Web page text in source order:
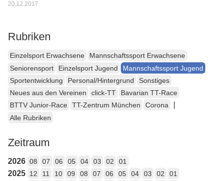
20.12.2017
Rubriken
Einzelsport Erwachsene
Mannschaftssport Erwachsene
Seniorensport
Einzelsport Jugend
Mannschaftssport Jugend
Sportentwicklung
Personal/Hintergrund
Sonstiges
Neues aus den Vereinen
click-TT
Bavarian TT-Race
BTTV Junior-Race
TT-Zentrum München Corona
Alle Rubriken
Zeitraum
2026 08 07 06 05 04 03 02 01
2025 12 11 10 09 08 07 06 05 04 03 02 01